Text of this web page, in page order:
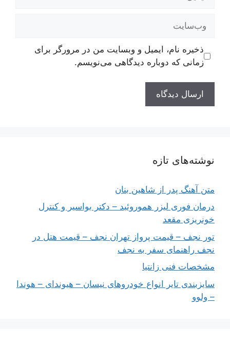
وب‌سایت
ذخیره نام، ایمیل و وبسایت من در مرورگر برای
زمانی که دوباره دیدگاهی می‌نویسم.
نوشته‌های تازه
متن آهنگ پدر از شاهین بنان
درمان فوری لیزر هموروئید – دکتر بواسیر و کنترل
خونریزی مقعد
تور نجف – قیمت پرواز تهران نجف – قیمت هتل در
نجف راهنمای سفر به نجف
مشخصات فنی زانتیا
سایزبندی تایر انواع خودروهای نیسان – هیوندای – هوندا
– ولوو